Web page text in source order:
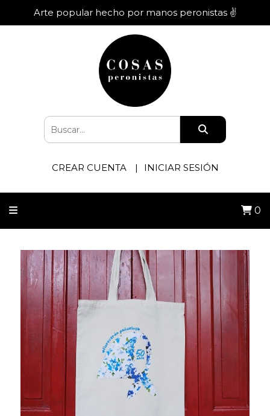
Arte popular hecho por manos peronistas ✌️
CREAR CUENTA INICIAR SESIÓN
0